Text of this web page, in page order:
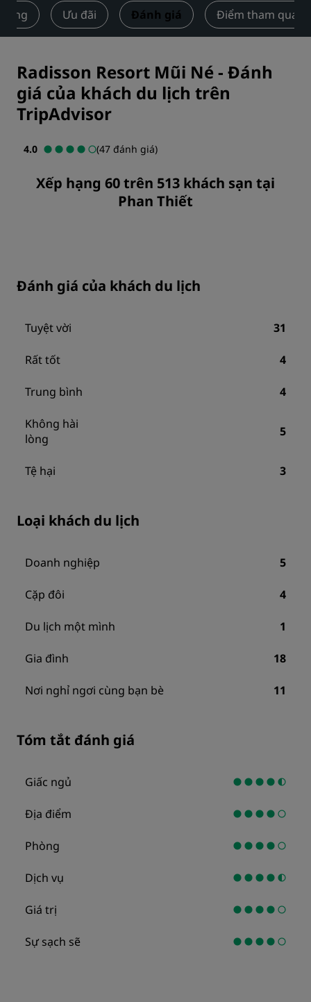
Ưu đãi Đánh giá Điểm tham quan
Radisson Resort Mũi Né - Đánh
giá của khách du lịch trên
TripAdvisor
4.0 (47 đánh giá)
Xếp hạng 60 trên 513 khách sạn tại
Phan Thiết
Đánh giá của khách du lịch
Tuyệt vời 31
Rất tốt 4
Trung bình 4
Không hài
lòng
5
Tệ hại 3
Loại khách du lịch
Doanh nghiệp 5
Cặp đôi 4
Du lịch một mình 1
Gia đình 18
Nơi nghỉ ngơi cùng bạn bè 11
Tóm tắt đánh giá
Giấc ngủ
Địa điểm
Phòng
Dịch vụ
Giá trị
Sự sạch sẽ